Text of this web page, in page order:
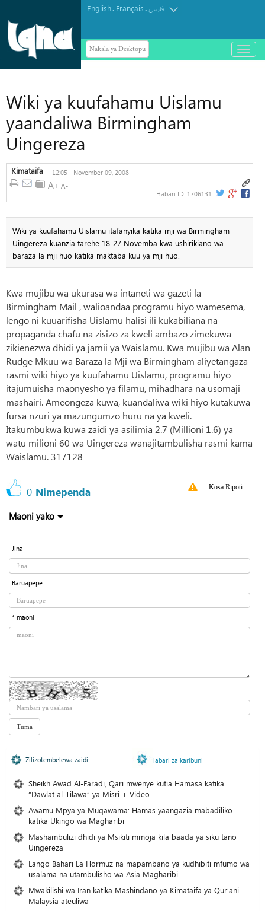
English. Français.فارسی
Nakala ya Desktopu
باز
و
Wiki ya kuufahamu Uislamu
yaandaliwa Birmingham
Uingereza
Kimataifa 12:05 - November 09, 2008
Habari ID: 1706131
Wiki ya kuufahamu Uislamu itafanyika katika mji wa Birmingham
Uingereza kuanzia tarehe 18-27 Novemba kwa ushirikiano wa
baraza la mji huo katika maktaba kuu ya mji huo.
Kwa mujibu wa ukurasa wa intaneti wa gazeti la
Birmingham Mail , walioandaa programu hiyo wamesema,
lengo ni kuuarifisha Uislamu halisi ili kukabiliana na
propaganda chafu na zisizo za kweli ambazo zimekuwa
zikienezwa dhidi ya jamii ya Waislamu. Kwa mujibu wa Alan
Rudge Mkuu wa Baraza la Mji wa Birmingham aliyetangaza
rasmi wiki hiyo ya kuufahamu Uislamu, programu hiyo
itajumuisha maonyesho ya filamu, mihadhara na usomaji
mashairi. Ameongeza kuwa, kuandaliwa wiki hiyo kutakuwa
fursa nzuri ya mazungumzo huru na ya kweli.
Itakumbukwa kuwa zaidi ya asilimia 2.7 (Millioni 1.6) ya
watu milioni 60 wa Uingereza wanajitambulisha rasmi kama
Waislamu. 317128
0 Nimependa Kosa Ripoti
Maoni yako
Jina
Baruapepe
* maoni
Zilizotembelewa zaidi Habari za karibuni
Sheikh Awad Al-Faradi, Qari mwenye kutia Hamasa katika
“Dawlat al-Tilawa” ya Misri + Video
Awamu Mpya ya Muqawama: Hamas yaangazia mabadiliko
katika Ukingo wa Magharibi
Mashambulizi dhidi ya Msikiti mmoja kila baada ya siku tano
Uingereza
Lango Bahari La Hormuz na mapambano ya kudhibiti mfumo wa
usalama na utambulisho wa Asia Magharibi
Mwakilishi wa Iran katika Mashindano ya Kimataifa ya Qur’ani
Malaysia ateuliwa